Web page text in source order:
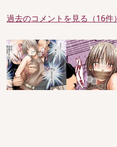
過去のコメントを見る（16件）